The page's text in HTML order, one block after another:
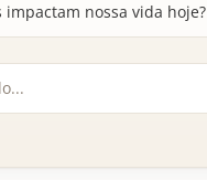
impactam nossa vida hoje?